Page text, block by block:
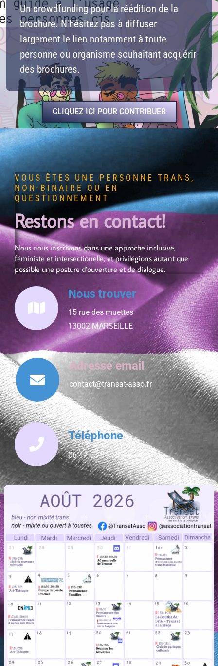
Un crowdfunding pour la réédition de la
brochure. N'hésitez pas à diffuser
largement le lien notamment à toute
personne ou organisme souhaitant acquérir
des brochures.
CLIQUEZ ICI POUR CONTRIBUER
VOUS ÊTES UNE PERSONNE TRANS,
NON-BINAIRE OU EN
QUESTIONNEMENT
Restons en contact!
Nous nous inscrivons dans une approche inclusive,
féministe et intersectionelle, et privilégions autant que
possible une posture d’ouverture et de dialogue.
Nous trouver
15 rue des muettes
13002 MARSEILLE
Adresse email
contact@transat-asso.fr
Téléphone
06 47 53 84 75